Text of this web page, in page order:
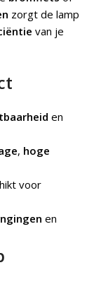
zorgt de lamp
van je
en
, hoge
voor
en